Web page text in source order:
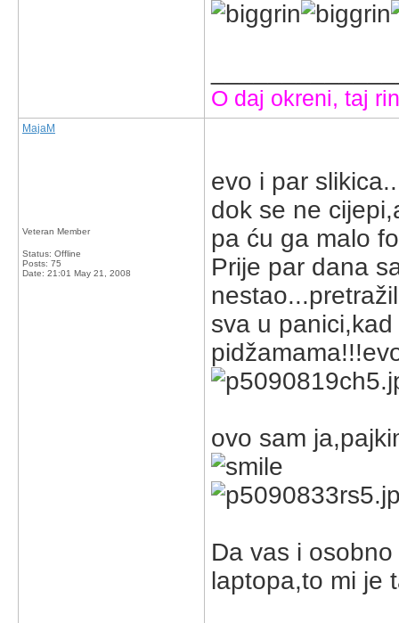
O daj okreni, taj
MajaM
Veteran Member
Status: Offline
Posts: 75
Date: 21:01 May 21, 2008
evo i par
dok se ne
pa ću ga malo
Prije par dana
sva u
ovo sam
Da vas i
laptopa,to mi je